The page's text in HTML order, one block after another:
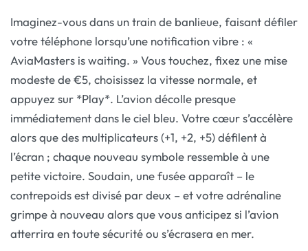
Imaginez-vous dans un train de banlieue, faisant défiler
votre téléphone lorsqu’une notification vibre : «
AviaMasters is waiting. » Vous touchez, fixez une mise
modeste de €5, choisissez la vitesse normale, et
appuyez sur *Play*. L’avion décolle presque
immédiatement dans le ciel bleu. Votre cœur s’accélère
alors que des multiplicateurs (+1, +2, +5) défilent à
l’écran ; chaque nouveau symbole ressemble à une
petite victoire. Soudain, une fusée apparaît – le
contrepoids est divisé par deux – et votre adrénaline
grimpe à nouveau alors que vous anticipez si l’avion
atterrira en toute sécurité ou s’écrasera en mer.